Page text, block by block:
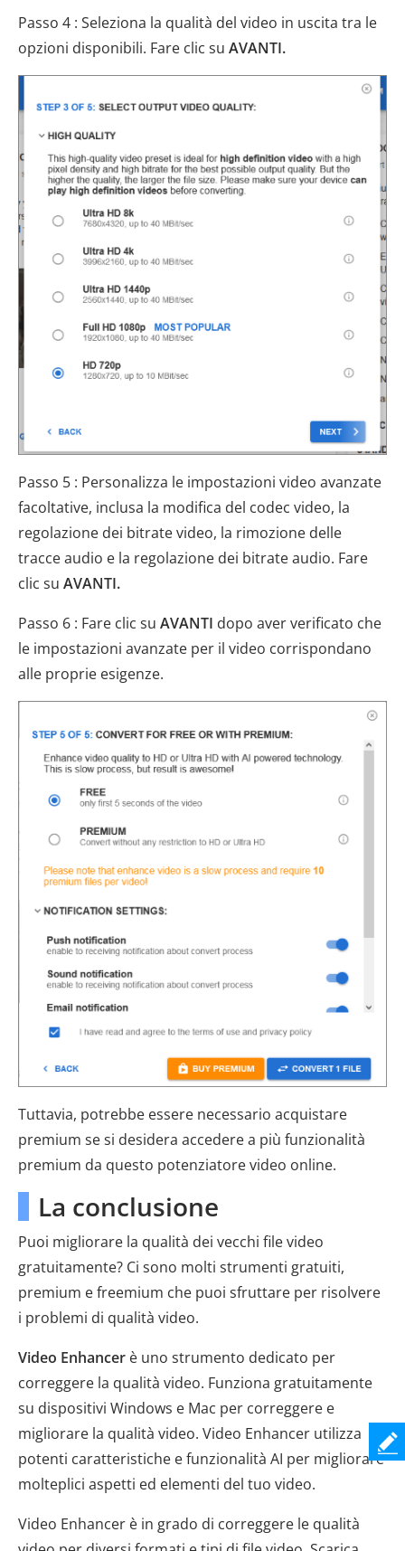
Passo 4 : Seleziona la qualità del video in uscita tra le
opzioni disponibili. Fare clic su AVANTI.
Passo 5 : Personalizza le impostazioni video avanzate
facoltative, inclusa la modifica del codec video, la
regolazione dei bitrate video, la rimozione delle
tracce audio e la regolazione dei bitrate audio. Fare
clic su AVANTI.
Passo 6 : Fare clic su AVANTI dopo aver verificato che
le impostazioni avanzate per il video corrispondano
alle proprie esigenze.
Tuttavia, potrebbe essere necessario acquistare
premium se si desidera accedere a più funzionalità
premium da questo potenziatore video online.
La conclusione
Puoi migliorare la qualità dei vecchi file video
gratuitamente? Ci sono molti strumenti gratuiti,
premium e freemium che puoi sfruttare per risolvere
i problemi di qualità video.
Video Enhancer è uno strumento dedicato per
correggere la qualità video. Funziona gratuitamente
su dispositivi Windows e Mac per correggere e
migliorare la qualità video. Video Enhancer utilizza
potenti caratteristiche e funzionalità AI per migliorare
molteplici aspetti ed elementi del tuo video.
Video Enhancer è in grado di correggere le qualità